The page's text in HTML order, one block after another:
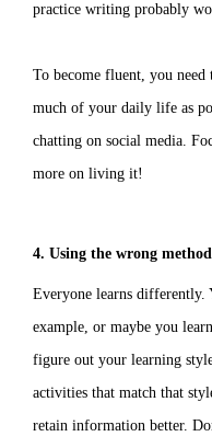
practice writing probably
To become fluent, you need
much of your daily life as
chatting on social media.
more on living it!
4. Using the wrong
Everyone learns
example, or maybe you
figure out your learning
activities that match that
retain information better.